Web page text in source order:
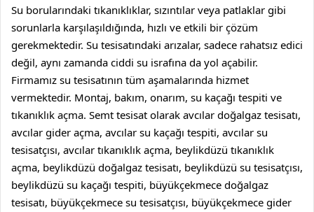
Su borularındaki tıkanıklıklar, sızıntılar veya patlaklar gibi
sorunlarla karşılaşıldığında, hızlı ve etkili bir çözüm
gerekmektedir. Su tesisatındaki arızalar, sadece rahatsız edici
değil, aynı zamanda ciddi su israfına da yol açabilir.
Firmamız su tesisatının tüm aşamalarında hizmet
vermektedir. Montaj, bakım, onarım, su kaçağı tespiti ve
tıkanıklık açma. Semt tesisat olarak avcılar doğalgaz tesisatı,
avcılar gider açma, avcılar su kaçağı tespiti, avcılar su
tesisatçısı, avcılar tıkanıklık açma, beylikdüzü tıkanıklık
açma, beylikdüzü doğalgaz tesisatı, beylikdüzü su tesisatçısı,
beylikdüzü su kaçağı tespiti, büyükçekmece doğalgaz
tesisatı, büyükçekmece su tesisatçısı, büyükçekmece gider